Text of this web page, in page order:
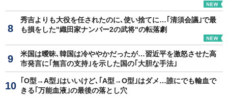
秀吉よりも大役を任されたのに､使い捨てに…｢清須会議｣で最
も損をした"織田家ナンバー2の武将"の転落劇
米国は曖昧､韓国は冷ややかだったが…習近平を激怒させた高
市発言に｢無言の支持｣を示した国の｢大胆な手法｣
｢O型→A型｣はいいけど､｢A型→O型｣はダメ…誰にでも輸血で
きる｢万能血液｣の最後の落とし穴